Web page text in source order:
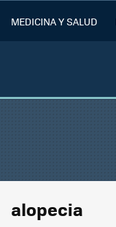
MEDICINA Y SALUD
alopecia